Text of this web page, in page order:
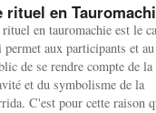
rituel en
en tauromachie est le
permet aux participants et au
de se rendre compte de la
et du symbolisme de la
C'est pour cette raison